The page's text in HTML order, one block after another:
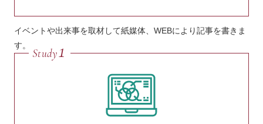
イベントや出来事を取材して紙媒体、WEBにより記事を書きま
す。